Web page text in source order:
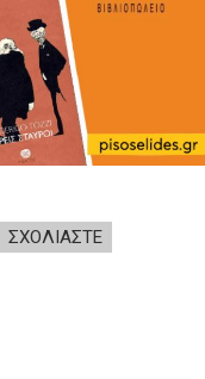
ΣΧΟΛΙΑΣΤΕ